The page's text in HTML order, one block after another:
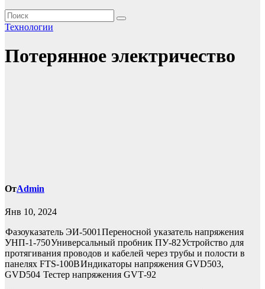
Технологии
Потерянное электричество
ОтAdmin
Янв 10, 2024
Фазоуказатель ЭИ-5001Переносной указатель напряжения
УНП-1-750Универсальный пробник ПУ-82Устройство для
протягивания проводов и кабелей через трубы и полости в
панелях FTS-100BИндикаторы напряжения GVD503,
GVD504 Тестер напряжения GVТ-92